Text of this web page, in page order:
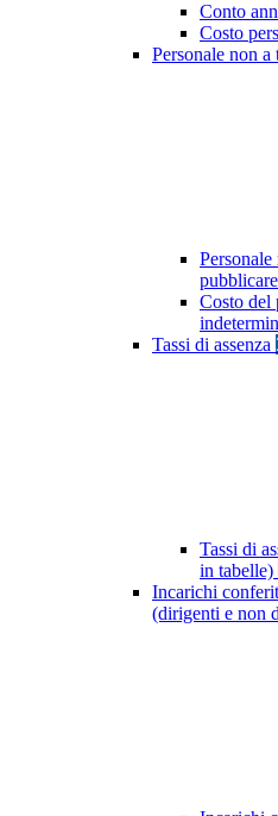
Conto
Costo
Personale non
Costo del
Tassi di assenza
Tassi di
in tabelle)
Incarichi
(dirigenti e non